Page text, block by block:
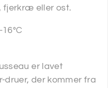
fjerkræ eller ost.
er lavet
druer, der kommer fra